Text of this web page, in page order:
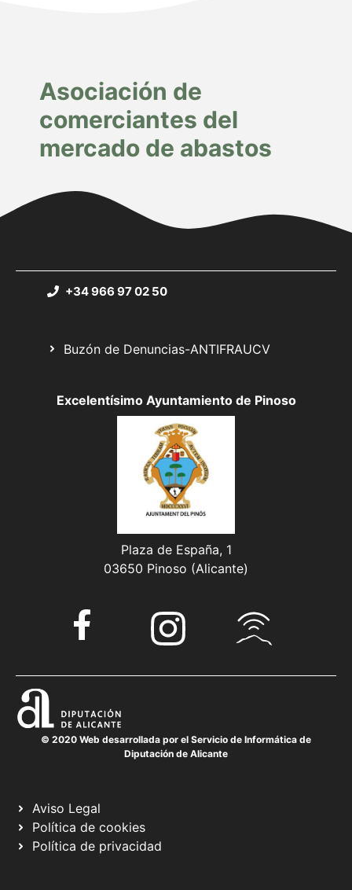
Asociación de
comerciantes del
mercado de abastos
+34 966 97 02 50
Buzón de Denuncias-ANTIFRAUCV
Excelentísimo Ayuntamiento de Pinoso
Plaza de España, 1
03650 Pinoso (Alicante)
© 2020 Web desarrollada por el Servicio de Informática de
Diputación de Alicante
Aviso Legal
Política de cookies
Política de privacidad